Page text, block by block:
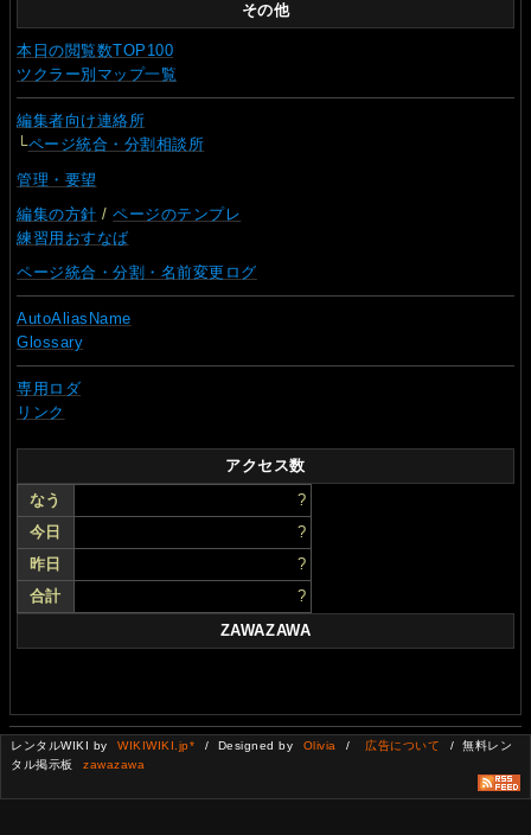
その他
本日の閲覧数TOP100
ツクラー別マップ一覧
編集者向け連絡所
└ページ統合・分割相談所
管理・要望
編集の方針 /ページのテンプレ
練習用おすなば
ページ統合・分割・名前変更ログ
AutoAliasName
Glossary
専用ロダ
リンク
アクセス数
なう
?
今日
?
昨日
?
合計
?
ZAWAZAWA
レンタルWIKI by WIKIWIKI.jp* / Designed by Olivia / 広告について
/ 無料レン
タル掲示板
zawazawa